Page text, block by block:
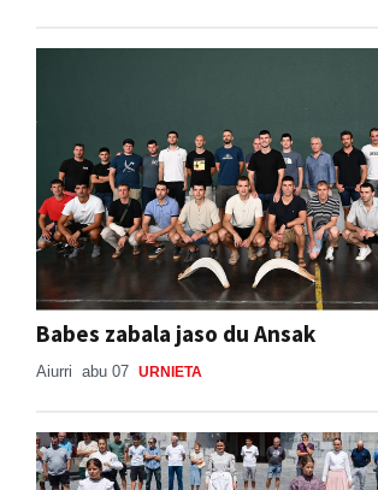
Babes zabala jaso du Ansak
Aiurri abu 07 URNIETA